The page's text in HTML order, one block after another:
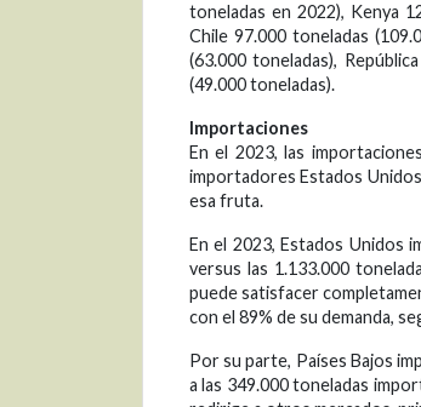
toneladas en 2022), Kenya
Chile 97.000 toneladas
(63.000 toneladas),
(49.000 toneladas).
Importaciones
En el 2023, las
importadores Estados
esa fruta.
En el 2023, Estados Unidos
versus las 1.133.000
puede satisfacer
con el 89% de su demanda,
Por su parte, Países Bajos
a las 349.000 toneladas